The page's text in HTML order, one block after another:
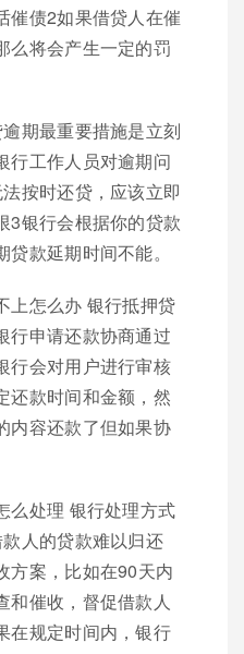
催债2如果借贷人在催
么将会产生一定的罚
期最重要措施是立刻
行工作人员对逾期问
按时还贷，应该立即
3银行会根据你的贷款
款延期时间不能。
上怎么办 银行抵押贷
行申请还款协商通过
行会对用户进行审核
还款时间和金额，然
内容还款了但如果协
么处理 银行处理方式
人的贷款难以归还
方案，比如在90天内
和催收，督促借款人
在规定时间内，银行